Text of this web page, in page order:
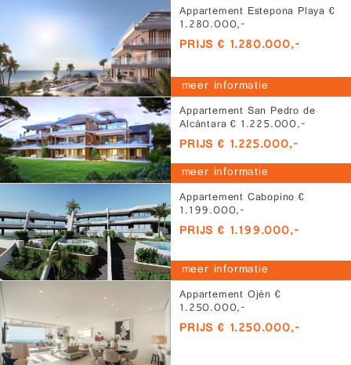
Appartement Estepona Playa €
1.280.000,-
PRIJS € 1.280.000,-
meer informatie
Appartement San Pedro de
Alcántara € 1.225.000,-
PRIJS € 1.225.000,-
meer informatie
Appartement Cabopino €
1.199.000,-
PRIJS € 1.199.000,-
meer informatie
Appartement Ojén €
1.250.000,-
PRIJS € 1.250.000,-